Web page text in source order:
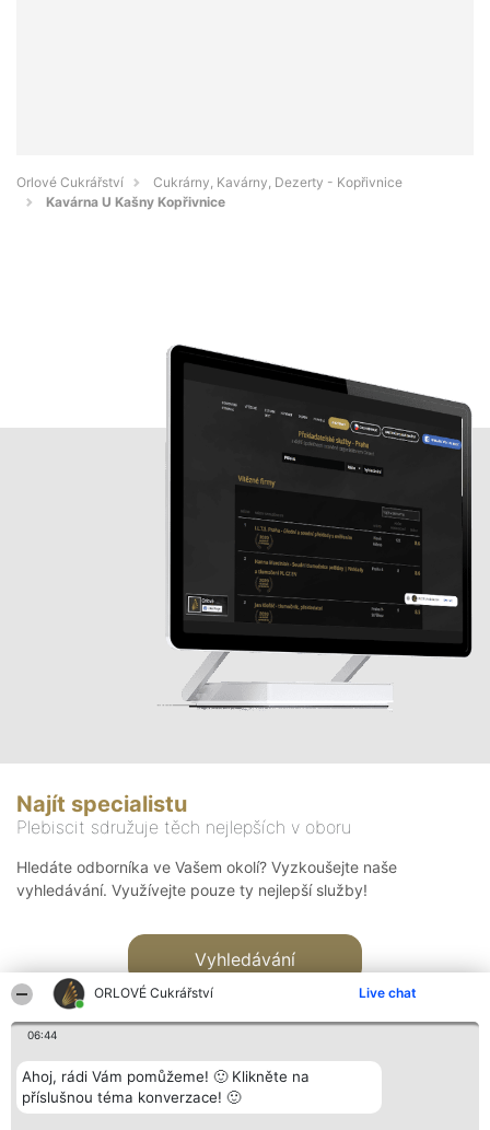
ORLOVÉ Cukrářství Live chat
06:44
Ahoj, rádi Vám pomůžeme! 🙂 Klikněte na
příslušnou téma konverzace! 🙂
Orlové Cukrářství
Cukrárny, Kavárny, Dezerty - Kopřivnice
Kavárna U Kašny Kopřivnice
Najít specialistu
Plebiscit sdružuje těch nejlepších v oboru
Hledáte odborníka ve Vašem okolí? Vyzkoušejte naše
vyhledávání. Využívejte pouze ty nejlepší služby!
Vyhledávání